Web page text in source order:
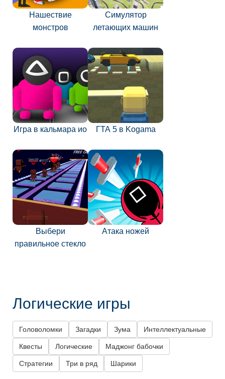
Нашествие
монстров
Симулятор
летающих машин
Игра в кальмара ио ГТА 5 в Kogama
Выбери
правильное стекло
Атака ножей
Логические игры
Головоломки Загадки Зума Интеллектуальные
Квесты Логические Маджонг бабочки
Стратегии Три в ряд Шарики